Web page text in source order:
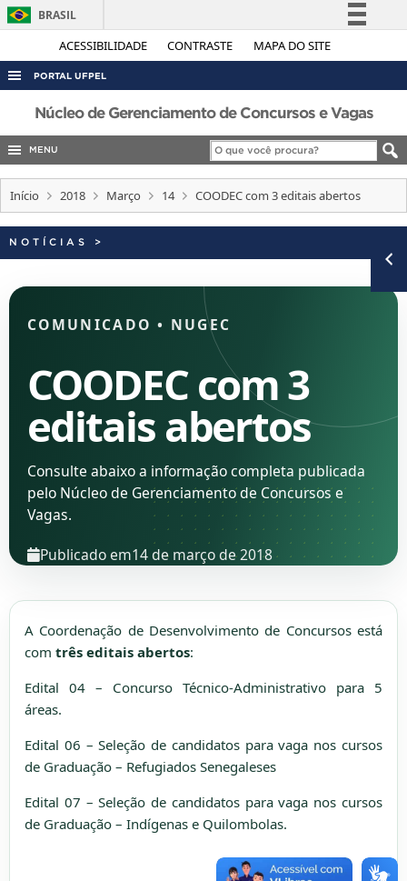
ACESSIBILIDADE CONTRASTE MAPA DO SITE
BRASIL
Simplifique!
Legislação
Canais
PORTAL UFPEL
ACESSO À INFORMAÇÃO
AUDITORIA
CONCURSOS
INTERNACIONAL
PORTARIAS
Núcleo de Gerenciamento de Concursos e Vagas
MENU
Início 2018 Março 14 COODEC com 3 editais abertos
NOTÍCIAS >
COMUNICADO • NUGEC
COODEC com 3
editais abertos
Consulte abaixo a informação completa publicada
pelo Núcleo de Gerenciamento de Concursos e
Vagas.
Publicado em14 de março de 2018
A Coordenação de Desenvolvimento de Concursos está
com três editais abertos:
Edital 04 – Concurso Técnico-Administrativo para 5
áreas.
Edital 06 – Seleção de candidatos para vaga nos cursos
de Graduação – Refugiados Senegaleses
Edital 07 – Seleção de candidatos para vaga nos cursos
de Graduação – Indígenas e Quilombolas.